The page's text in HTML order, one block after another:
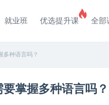
就业班 优选提升课 全部
多种语言吗？
掌握多种语言吗？